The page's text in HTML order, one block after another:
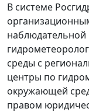
В системе
наблюдательной
среды с
центры по
окружающей
правом